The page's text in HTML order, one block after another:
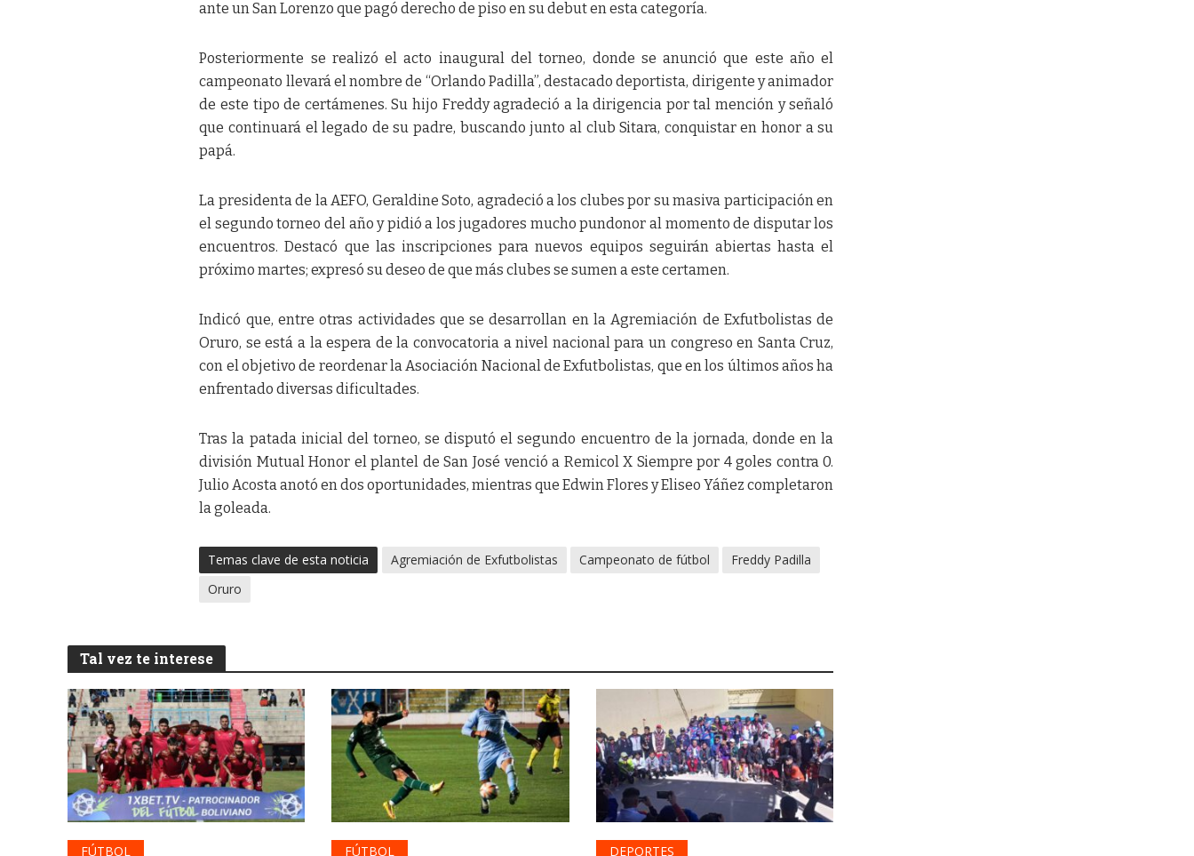
ante un San Lorenzo que pagó derecho de piso en su debut en esta categoría.
Posteriormente se realizó el acto inaugural del torneo, donde se anunció que este año el
campeonato llevará el nombre de “Orlando Padilla”, destacado deportista, dirigente y animador
de este tipo de certámenes. Su hijo Freddy agradeció a la dirigencia por tal mención y señaló
que continuará el legado de su padre, buscando junto al club Sitara, conquistar en honor a su
papá.
La presidenta de la AEFO, Geraldine Soto, agradeció a los clubes por su masiva participación en
el segundo torneo del año y pidió a los jugadores mucho pundonor al momento de disputar los
encuentros. Destacó que las inscripciones para nuevos equipos seguirán abiertas hasta el
próximo martes; expresó su deseo de que más clubes se sumen a este certamen.
Indicó que, entre otras actividades que se desarrollan en la Agremiación de Exfutbolistas de
Oruro, se está a la espera de la convocatoria a nivel nacional para un congreso en Santa Cruz,
con el objetivo de reordenar la Asociación Nacional de Exfutbolistas, que en los últimos años ha
enfrentado diversas dificultades.
Tras la patada inicial del torneo, se disputó el segundo encuentro de la jornada, donde en la
división Mutual Honor el plantel de San José venció a Remicol X Siempre por 4 goles contra 0.
Julio Acosta anotó en dos oportunidades, mientras que Edwin Flores y Eliseo Yáñez completaron
la goleada.
Temas clave de esta noticia Agremiación de Exfutbolistas Campeonato de fútbol
Freddy Padilla
Oruro
Tal vez te interese
FÚTBOL FÚTBOL DEPORTES